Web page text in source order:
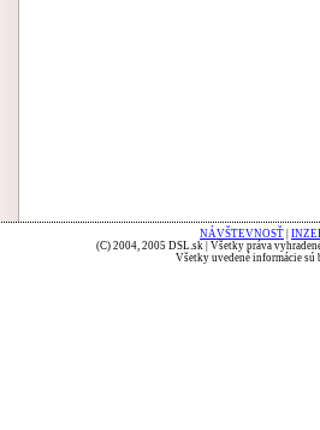
NÁVŠTEVNOSŤ
(C) 2004, 2005 DSL.sk | Všetky práva
Všetky uvedené informácie sú